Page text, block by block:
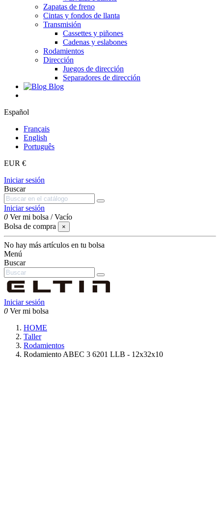
Zapatas de freno
Cintas y fondos de llanta
Transmisión
Cassettes y piñones
Cadenas y eslabones
Rodamientos
Dirección
Juegos de dirección
Separadores de dirección
Blog
Español
Français
English
Português
EUR €
Iniciar sesión
Buscar
Iniciar sesión
0 Ver mi bolsa /Vacío
Bolsa de compra
×
No hay más artículos en tu bolsa
Menú
Buscar
Iniciar sesión
0 Ver mi bolsa
HOME
Taller
Rodamientos
Rodamiento ABEC 3 6201 LLB - 12x32x10